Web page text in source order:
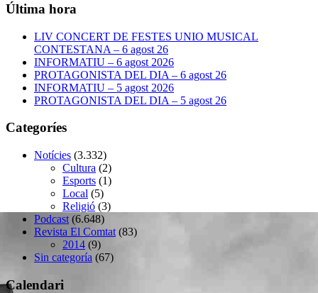
Última hora
LIV CONCERT DE FESTES UNIO MUSICAL
CONTESTANA – 6 agost 26
INFORMATIU – 6 agost 2026
PROTAGONISTA DEL DIA – 6 agost 26
INFORMATIU – 5 agost 2026
PROTAGONISTA DEL DIA – 5 agost 26
Categoríes
Notícies (3.332)
Cultura (2)
Esports (1)
Local (5)
Religió (3)
Podcast (6.648)
Revista El Comtat (83)
2014 (9)
Sin categoría (67)
Calendari